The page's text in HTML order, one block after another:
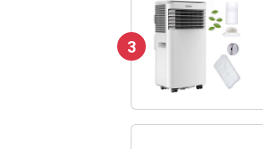
3